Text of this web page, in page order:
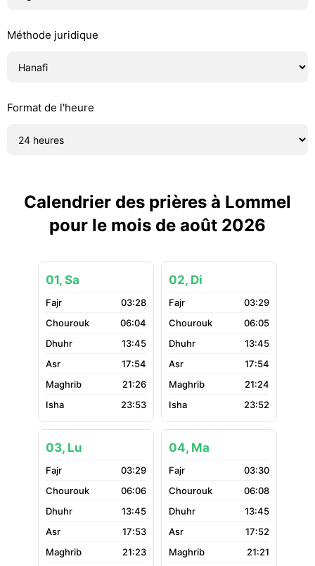
Méthode juridique
Format de l'heure
Calendrier des prières à Lommel
pour le mois de août 2026
01, Sa
03:28
06:04
13:45
17:54
21:26
23:53
02, Di
03:29
06:05
13:45
17:54
21:24
23:52
03, Lu
03:29
06:06
13:45
17:53
21:23
04, Ma
03:30
06:08
13:45
17:52
21:21